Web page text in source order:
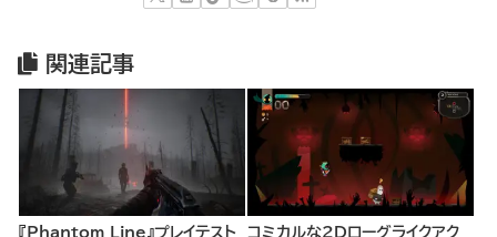
関連記事
『Phantom Line』プレイテスト
コミカルな2Dローグライクアク